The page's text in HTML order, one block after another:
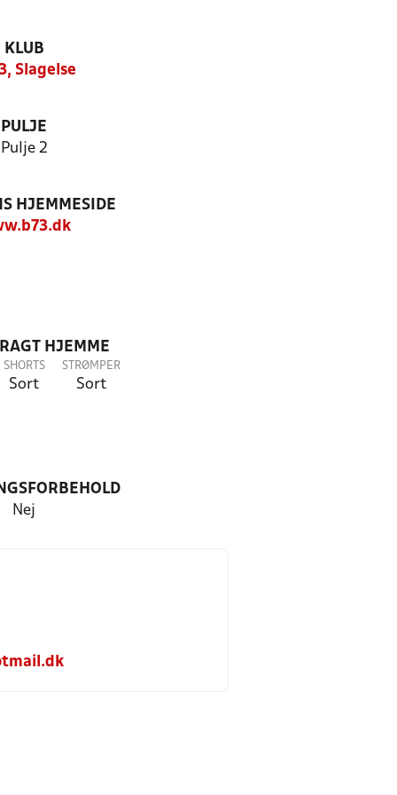
KLUB
Slagelse
PULJE
Pulje 2
HJEMMESIDE
HJEMME
SHORTS
Sort
STRØMPER
Sort
Nej